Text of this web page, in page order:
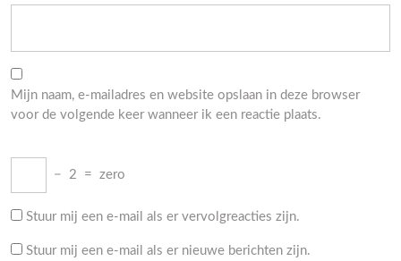
Mijn naam, e-mailadres en website opslaan in deze browser
voor de volgende keer wanneer ik een reactie plaats.
− 2 = zero
Stuur mij een e-mail als er vervolgreacties zijn.
Stuur mij een e-mail als er nieuwe berichten zijn.